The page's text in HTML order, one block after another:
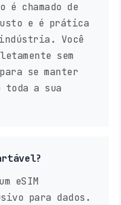
chamado de
e é prática
Você
sem
se manter
toda a sua
eSIM
para dados.